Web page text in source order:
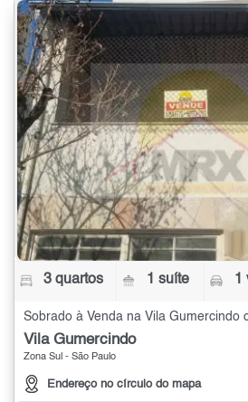
3 quartos 1 suíte 1
Sobrado à Venda na Vila Gumercindo
Vila Gumercindo
Zona Sul - São Paulo
Endereço no círculo do mapa